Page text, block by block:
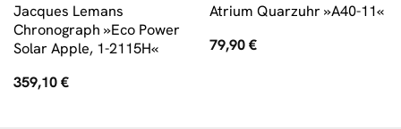
Jacques Lemans
Chronograph »Eco Power
Solar Apple, 1-2115H«
359,10€
Atrium Quarzuhr »A40-11«
79,90€